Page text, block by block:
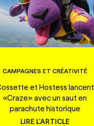
CAMPAGNES ET CRÉATIVITÉ
et Hostess lancent
«Craze» avec un saut en
parachute historique
LIRE L'ARTICLE